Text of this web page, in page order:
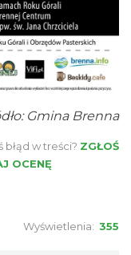
bukiety
2026-08-14
Gmina Brenna
błąd w treści? ZGŁOŚ
OCENĘ
Wyświetlenia: 355